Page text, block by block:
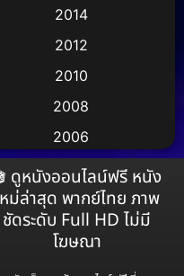
จากเรื่องจริง (3)
เรื่องจริง(73)
เรื่องจริง(38)
2014
2012
2010
2008
2006
2004
2002
2000
ดูหนังออนไลน์ฟรี หนัง
ม่ล่าสุด พากย์ไทย ภาพ
ชัดระดับ Full HD ไม่มี
โฆษณา